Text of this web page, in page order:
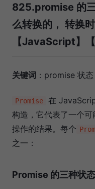
825.promise 的
么转换的， 转换
【JavaScript】
关键词 ：promise 状态
Promise
在
构造，它代表了一个
操作的结果。每个
之一：
Promise 的三种状态